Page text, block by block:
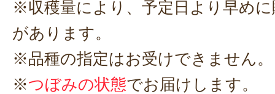
う、
水面より下の葉
3. 鮮度保持剤を入れる
ユリの鮮度保持のための液剤 を同
※収穫量により、予定日より早め
があります。
※品種の指定はお受けできません。
※つぼみの状態でお届けします。